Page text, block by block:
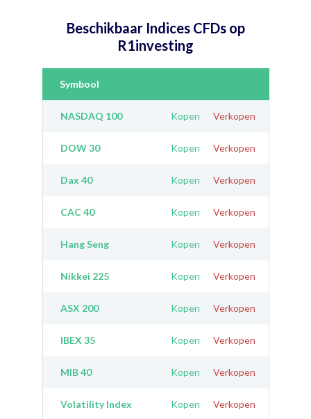
Beschikbaar Indices CFDs op
R1investing
Symbool
NASDAQ 100 Kopen Verkopen
DOW 30 Kopen Verkopen
Dax 40 Kopen Verkopen
CAC 40 Kopen Verkopen
Hang Seng Kopen Verkopen
Nikkei 225 Kopen Verkopen
ASX 200 Kopen Verkopen
IBEX 35 Kopen Verkopen
MIB 40 Kopen Verkopen
Volatility Index Kopen Verkopen